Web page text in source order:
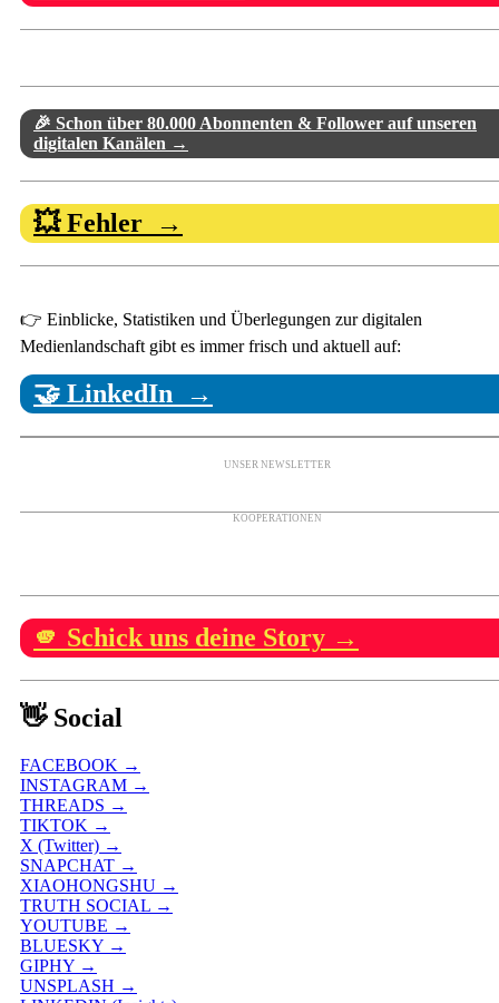
🎉 Schon über 80.000 Abonnenten & Follower auf unseren
digitalen Kanälen →
💥 Fehler →
👉 Einblicke, Statistiken und Überlegungen zur digitalen
Medienlandschaft gibt es immer frisch und aktuell auf:
🤝 LinkedIn →
UNSER NEWSLETTER
KOOPERATIONEN
🫵 Schick uns deine Story →
👋 Social
FACEBOOK →
INSTAGRAM →
THREADS →
TIKTOK →
X (Twitter) →
SNAPCHAT →
XIAOHONGSHU →
TRUTH SOCIAL →
YOUTUBE →
BLUESKY →
GIPHY →
UNSPLASH →